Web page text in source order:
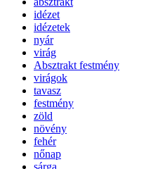
idézet
idézetek
nyár
virág
Absztrakt festmény
virágok
tavasz
festmény
zöld
növény
fehér
nőnap
sárga